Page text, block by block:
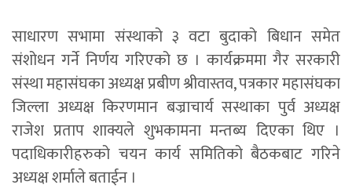
साधारण सभामा संस्थाको ३ वटा बुदाको बिधान समेत
संशोधन गर्ने निर्णय गरिएको छ । कार्यक्रममा गैर सरकारी
संस्था महासंघका अध्यक्ष प्रबीण श्रीवास्तव, पत्रकार महासंघका
जिल्ला अध्यक्ष किरणमान बज्राचार्य सस्थाका पुर्व अध्यक्ष
राजेश प्रताप शाक्यले शुभकामना मन्तब्य दिएका थिए ।
पदाधिकारीहरुको चयन कार्य समितिको बैठकबाट गरिने
अध्यक्ष शर्माले बताईन ।